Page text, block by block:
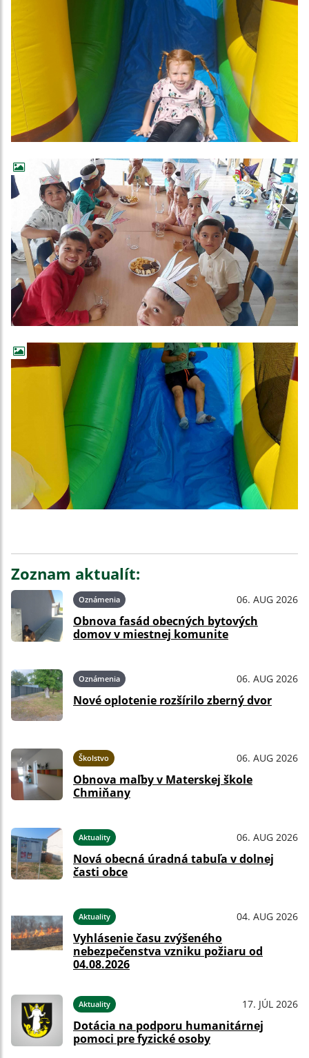
Zoznam aktualít:
Oznámenia 06. AUG 2026
Obnova fasád obecných bytových
domov v miestnej komunite
Oznámenia 06. AUG 2026
Nové oplotenie rozšírilo zberný dvor
Školstvo 06. AUG 2026
Obnova maľby v Materskej škole
Chmiňany
Aktuality 06. AUG 2026
Nová obecná úradná tabuľa v dolnej
časti obce
Aktuality 04. AUG 2026
Vyhlásenie času zvýšeného
nebezpečenstva vzniku požiaru od
04.08.2026
Aktuality 17. JÚL 2026
Dotácia na podporu humanitárnej
pomoci pre fyzické osoby